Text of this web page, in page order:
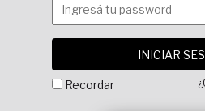
Recordar